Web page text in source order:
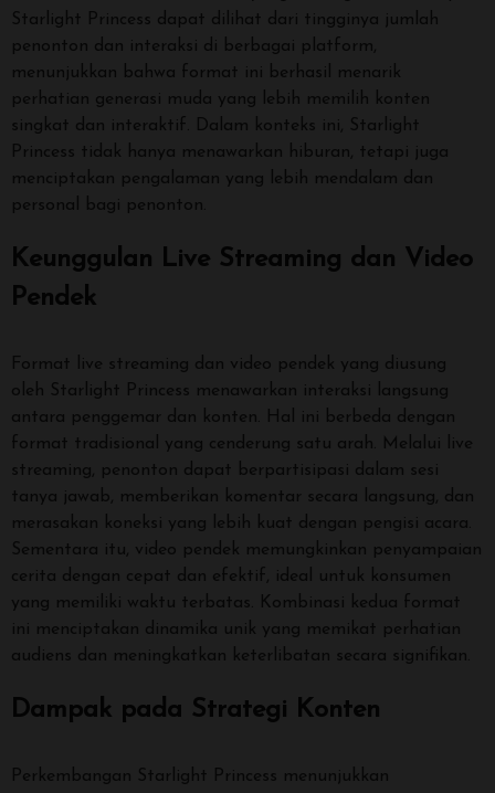
Starlight Princess dapat dilihat dari tingginya jumlah
penonton dan interaksi di berbagai platform,
menunjukkan bahwa format ini berhasil menarik
perhatian generasi muda yang lebih memilih konten
singkat dan interaktif. Dalam konteks ini, Starlight
Princess tidak hanya menawarkan hiburan, tetapi juga
menciptakan pengalaman yang lebih mendalam dan
personal bagi penonton.
Keunggulan Live Streaming dan Video
Pendek
Format live streaming dan video pendek yang diusung
oleh Starlight Princess menawarkan interaksi langsung
antara penggemar dan konten. Hal ini berbeda dengan
format tradisional yang cenderung satu arah. Melalui live
streaming, penonton dapat berpartisipasi dalam sesi
tanya jawab, memberikan komentar secara langsung, dan
merasakan koneksi yang lebih kuat dengan pengisi acara.
Sementara itu, video pendek memungkinkan penyampaian
cerita dengan cepat dan efektif, ideal untuk konsumen
yang memiliki waktu terbatas. Kombinasi kedua format
ini menciptakan dinamika unik yang memikat perhatian
audiens dan meningkatkan keterlibatan secara signifikan.
Dampak pada Strategi Konten
Perkembangan Starlight Princess menunjukkan